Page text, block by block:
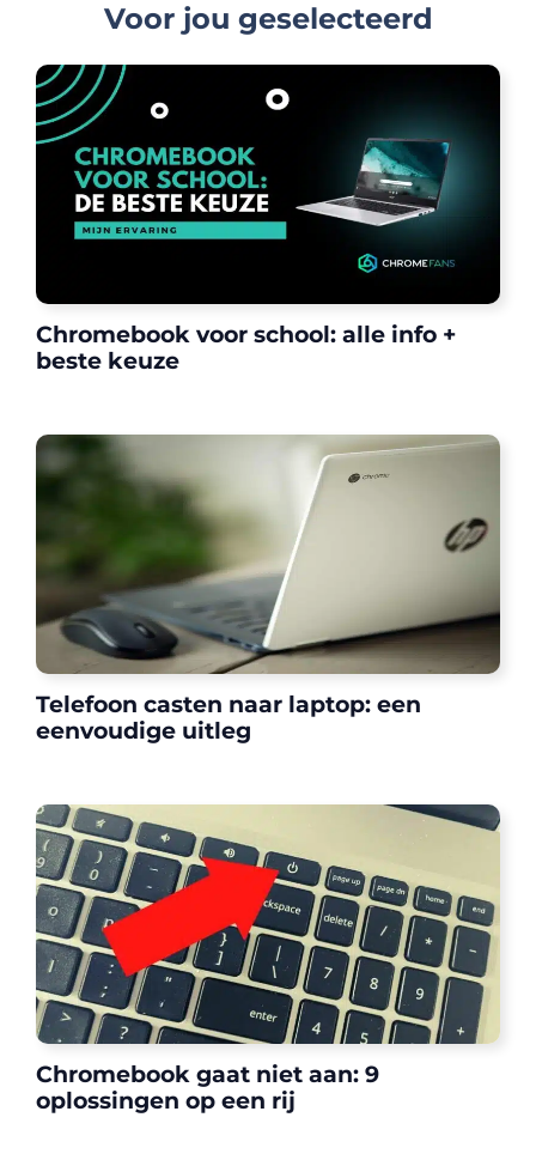
Voor jou geselecteerd
Chromebook voor school: alle info +
beste keuze
Telefoon casten naar laptop: een
eenvoudige uitleg
Chromebook gaat niet aan: 9
oplossingen op een rij